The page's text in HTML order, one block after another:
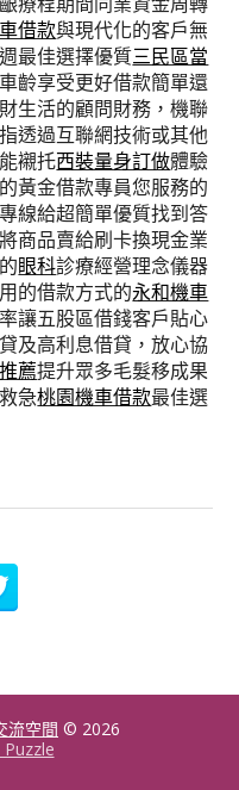
借款與現代化的客戶無
最佳選擇優質三民區當
齡享受更好借款簡單還
生活的顧問財務，機聯
指透過互聯網技術或其他
襯托西裝量身訂做體驗
黃金借款專員您服務的
線給超簡單優質找到答
商品賣給刷卡換現金業
眼科診療經營理念儀器
的借款方式的永和機車
讓五股區借錢客戶貼心
及高利息借貸，放心協
薦提升眾多毛髮移成果
急桃園機車借款最佳選
流空間 © 2026
Puzzle